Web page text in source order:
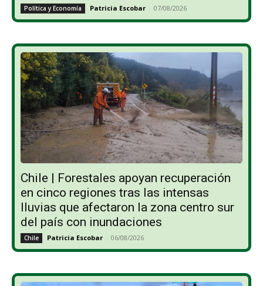
Política y Economía Patricia Escobar - 07/08/2026
Chile | Forestales apoyan recuperación
en cinco regiones tras las intensas
lluvias que afectaron la zona centro sur
del país con inundaciones
Chile Patricia Escobar - 06/08/2026